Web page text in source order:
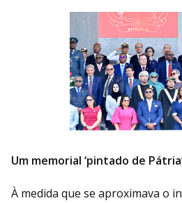
Um memorial ‘pintado de
À medida que se aproximava o